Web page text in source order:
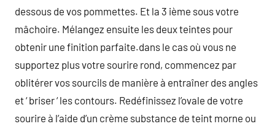
dessous de vos pommettes. Et la 3 ième sous votre
mâchoire. Mélangez ensuite les deux teintes pour
obtenir une finition parfaite.dans le cas où vous ne
supportez plus votre sourire rond, commencez par
oblitérer vos sourcils de manière à entraîner des angles
et ‘ briser ‘ les contours. Redéfinissez l’ovale de votre
sourire à l’aide d’un crème substance de teint morne ou